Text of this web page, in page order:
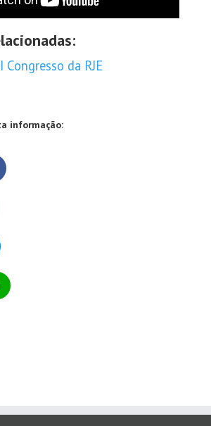
Congresso da RJE
informação: